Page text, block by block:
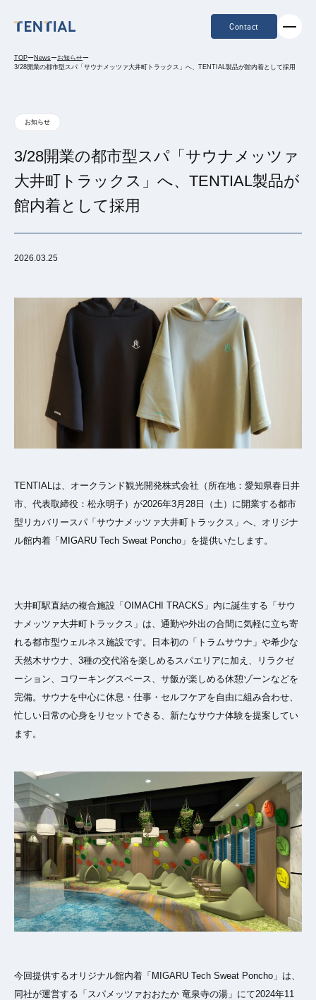
Contact
TOPーNewsーお知らせー
3/28開業の都市型スパ「サウナメッツァ大井町トラックス」へ、TENTIAL製品が館内着として採用
お知らせ
3/28開業の都市型スパ「サウナメッツァ
大井町トラックス」へ、TENTIAL製品が
館内着として採用
2026.03.25
TENTIALは、オークランド観光開発株式会社（所在地：愛知県春日井
市、代表取締役：松永明子）が2026年3月28日（土）に開業する都市
型リカバリースパ「サウナメッツァ大井町トラックス」へ、オリジナ
ル館内着「MIGARU Tech Sweat Poncho」を提供いたします。
大井町駅直結の複合施設「OIMACHI TRACKS」内に誕生する「サウ
ナメッツァ大井町トラックス」は、通勤や外出の合間に気軽に立ち寄
れる都市型ウェルネス施設です。日本初の「トラムサウナ」や希少な
天然木サウナ、3種の交代浴を楽しめるスパエリアに加え、リラクゼ
ーション、コワーキングスペース、サ飯が楽しめる休憩ゾーンなどを
完備。サウナを中心に休息・仕事・セルフケアを自由に組み合わせ、
忙しい日常の心身をリセットできる、新たなサウナ体験を提案してい
ます。
今回提供するオリジナル館内着「MIGARU Tech Sweat Poncho」は、
同社が運営する「スパメッツァおおたか 竜泉寺の湯」にて2024年11